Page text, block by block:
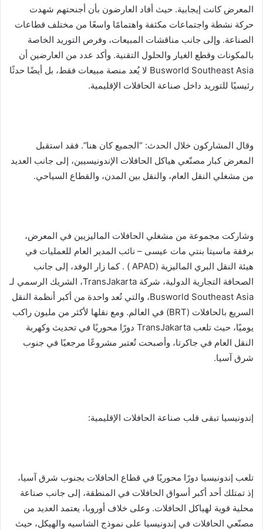
المعرض كانت إيجابية. حيث أفاد العارضون بأن أجنحتهم شهدت
حركة نشطة واجتماعات مكثفة واهتمامًا واسعًا من مختلف قطاعات
الصناعة. وإلى جانب مناقشات المبيعات، وفرص التوريد الخاصة
بالمكونات وقطع الغيار والحلول التقنية. وأكد عدد من العارضين أن
Busworld Southeast Asia لا يُعد منصة مبيعات فقط، بل أيضًا حدثًا
رئيسيًا للتوريد داخل صناعة الحافلات الإقليمية.
وقال المشاركون خلال الحدث: “الجميع كان هنا”. فقد استقبل
المعرض كبار مصنّعي هياكل الحافلات الإندونيسيين، إلى جانب العديد
من مشغلي النقل العام، والنقل بين المدن، والقطاع السياحي.
وشاركت مجموعة من مشغلي الحافلات الماليزيين في المعرض،
برفقة ماسيتا بنتي مات عيسى – نائب المدير العام للعمليات في
هيئة النقل البري الماليزية (APAD ) . كما زار الوفد، إلى جانب
الصحافة التجارية الدولية، شركة TransJakarta، الشريك الرسمي لـ
Busworld Southeast Asia، والتي تُعد واحدة من أكبر أنظمة النقل
السريع بالحافلات (BRT) في العالم. ومع نقلها لأكثر من مليون راكب
يوميًا، حيث تلعب TransJakarta دورًا محوريًا في تحديث وكهربة
النقل العام في جاكرتا، وأصبحت تُعتبر مشروعًا مرجعيًا في جنوب
شرق آسيا.
إندونيسيا تبقى قلب صناعة الحافلات الإقليمية:
تلعب إندونيسيا دورًا محوريًا في قطاع الحافلات بجنوب شرق آسيا،
إذ تمتلك أحد أكبر أسواق الحافلات في المنطقة، إلى جانب صناعة
محلية قوية لهياكل الحافلات. وعلى خلاف أوروبا، يعتمد العديد من
مصنّعي الحافلات في إندونيسيا على نموذج الشاسيه والهيكل، حيث